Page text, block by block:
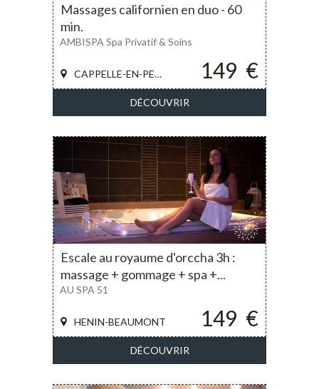
Massages californien en duo - 60
min.
149 €
CAPPELLE-EN-PEVELE
AMBISPA Spa Privatif & Soins
DÉCOUVRIR
Escale au royaume d'orccha 3h :
massage + gommage + spa +...
149 €
HENIN-BEAUMONT
AU SPA 51
DÉCOUVRIR